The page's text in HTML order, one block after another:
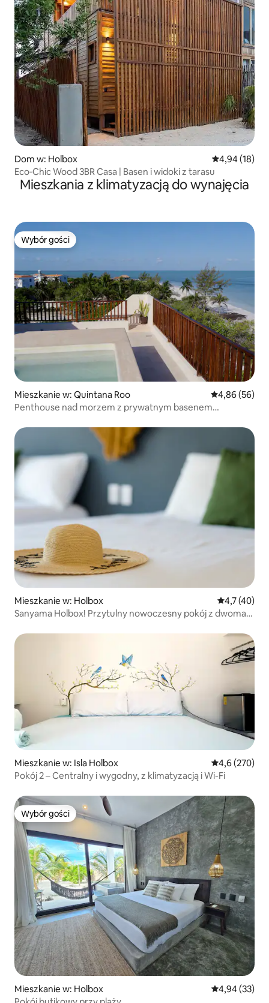
Dom w: Holbox Średnia
4,94 (18)
Eco‑Chic Wood 3BR Casa | Basen i widoki z tarasu
Mieszkania z klimatyzacją do wynajęcia
Wybór gości
Wybór gości
Mieszkanie w: Quintana Roo Średnia
4,86 (56)
Penthouse nad morzem z prywatnym basenem
Mieszkanie w: Holbox Średnia
4,7 (40)
Sanyama Holbox! Przytulny nowoczesny pokój z dwoma
Mieszkanie w: Isla Holbox Średnia
4,6 (270)
Pokój 2 – Centralny i wygodny, z klimatyzacją i Wi-Fi
Wybór gości
Wybór gości
Mieszkanie w: Holbox Średnia
4,94 (33)